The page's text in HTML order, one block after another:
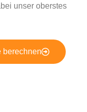
unser oberstes
berechnen